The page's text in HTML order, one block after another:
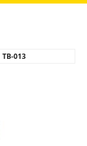
TB-013